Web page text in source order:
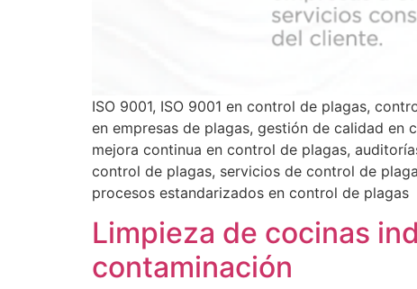
ISO 9001, ISO 9001 en control de plagas,
en empresas de plagas, gestión de calidad
mejora continua en control de plagas,
control de plagas, servicios de control de
procesos estandarizados en control de plagas
Limpieza de cocinas
contaminación